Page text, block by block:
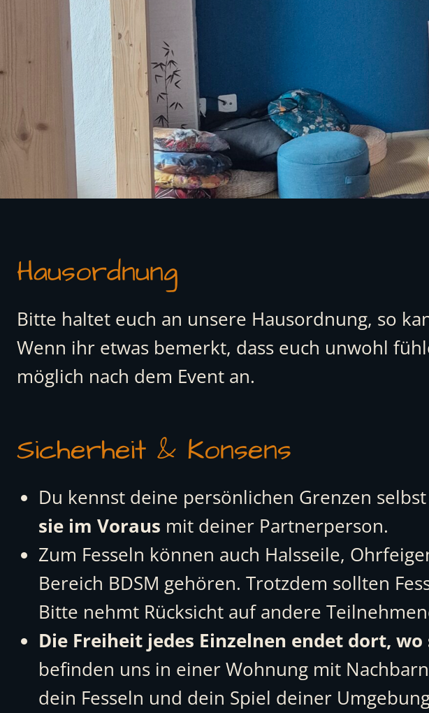
Hausordnung
Bitte haltet euch an unsere Hausordnung, so
Wenn ihr etwas bemerkt, dass euch unwohl
möglich nach dem Event an.
Sicherheit & Konsens
Du kennst deine persönlichen Grenzen
sie im Voraus mit deiner Partnerperson.
Zum Fesseln können auch Halsseile,
Bereich BDSM gehören. Trotzdem sollten
Bitte nehmt Rücksicht auf andere
Die Freiheit jedes Einzelnen endet dort,
befinden uns in einer Wohnung mit
dein Fesseln und dein Spiel deiner